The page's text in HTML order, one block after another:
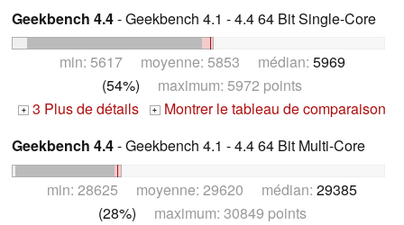
Geekbench 4.4- Geekbench 4.1 - 4.4 64 Bit Single-Core
min: 5617 moyenne: 5853 médian: 5969
(54%) maximum: 5972 points
+ 3 Plus de détails + Montrer le tableau de comparaison
Geekbench 4.4- Geekbench 4.1 - 4.4 64 Bit Multi-Core
min: 28625 moyenne: 29620 médian: 29385
(28%) maximum: 30849 points